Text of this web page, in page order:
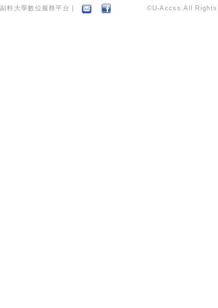
副料大學數位服務平台 | ©U-Accss.All Rights